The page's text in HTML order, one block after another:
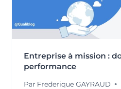
Entreprise à mission :
performance
Par Frederique GAYRAUD